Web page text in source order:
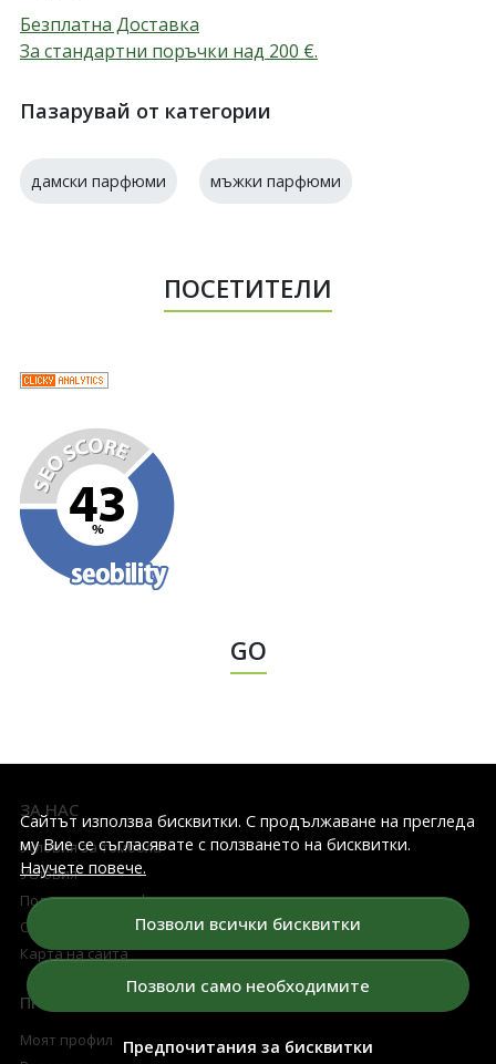
Сайтът използва бисквитки. С продължаване на прегледа
му Вие се съгласявате с ползването на бисквитки.
Научете повече.
Позволи всички бисквитки
Позволи само необходимите
Предпочитания за бисквитки
Безплатна Доставка
За стандартни поръчки над 200 €.
Пазарувай от категории
дамски парфюми мъжки парфюми
ПОСЕТИТЕЛИ
GO
ЗА НАС
Условия за томбола
Условия
Политика на конфиденциалност
Относно бисквитките
Карта на сайта
ПРОФИЛ НА КЛИЕНТА
Моят профил